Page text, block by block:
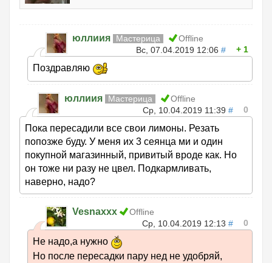
юллиия Мастерица
Offline
Вс, 07.04.2019 12:06 # 1
Поздравляю
юллиия Мастерица
Offline
Ср, 10.04.2019 11:39 # 0
Пока пересадили все свои лимоны. Резать
попозже буду. У меня их 3 сеянца ми и один
покупной магазинный, привитый вроде как. Но
он тоже ни разу не цвел. Подкармливать,
наверно, надо?
Vesnaxxx
Offline
Ср, 10.04.2019 12:13 # 0
Не надо,а нужно
Но после пересадки пару нед не удобряй,